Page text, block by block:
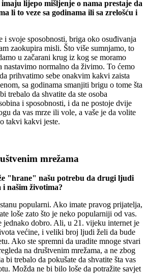
lijepo mišljenje o nama prestaje da
li to veze sa godinama ili sa zrelošću i
i svoje sposobnosti, briga oko osuđivanja
zaokupira misli. Što više sumnjamo, to
u začarani krug iz kog se moramo
normalno da živimo. To ćemo
prihvatimo sebe onakvim kakvi zaista
sa godinama smanjiti brigu o tome šta
trebalo da shvatite da ste osoba
i sposobnosti, i da ne postoje dvije
da vas mrze ili vole, a vaše je da volite
takvi kakvi jeste.
mrežama
"hrane" našu potrebu da drugi ljudi
našim životima?
popularni. Ako imate pravog prijatelja,
loše zato što je neko popularniji od vas.
jednako dobro. Ali, u 21. vijeku internet je
većine, i veliki broj ljudi želi da bude
Ako ste spremni da uradite mnoge stvari
na društvenim mrežama, a ne zbog
bi trebalo da pokušate da shvatite šta vas
Možda ne bi bilo loše da potražite savjet